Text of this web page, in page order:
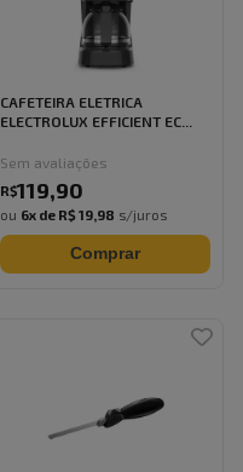
CAFETEIRA ELETRICA
ELECTROLUX EFFICIENT EC...
Sem avaliações
R$119,90
ou 6x de R$ 19,98 s/juros
Comprar